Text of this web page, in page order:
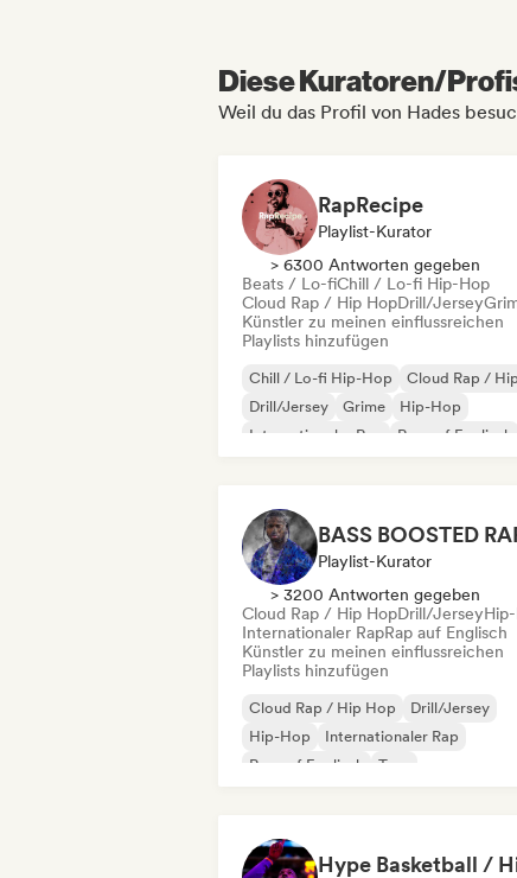
Diese Kuratoren/
Weil du das Profil von Hades
RapRecipe
Playlist-Kurator
> 6300 Antworten gegeben
Beats / Lo-fiChill / Lo-fi Hip-Hop
Cloud Rap / Hip HopDrill/Jersey
Künstler zu meinen einflussreichen
Playlists hinzufügen
Chill / Lo-fi Hip-Hop
Cloud Rap /
Drill/Jersey
Grime
Hip-Hop
Internationaler Rap
Rap auf Englisch
BASS BOOSTED
Playlist-Kurator
> 3200 Antworten gegeben
Cloud Rap / Hip HopDrill/Jersey
Internationaler RapRap auf Englisch
Künstler zu meinen einflussreichen
Playlists hinzufügen
Cloud Rap / Hip Hop
Drill/Jersey
Hip-Hop
Internationaler Rap
Rap auf Englisch
Trap